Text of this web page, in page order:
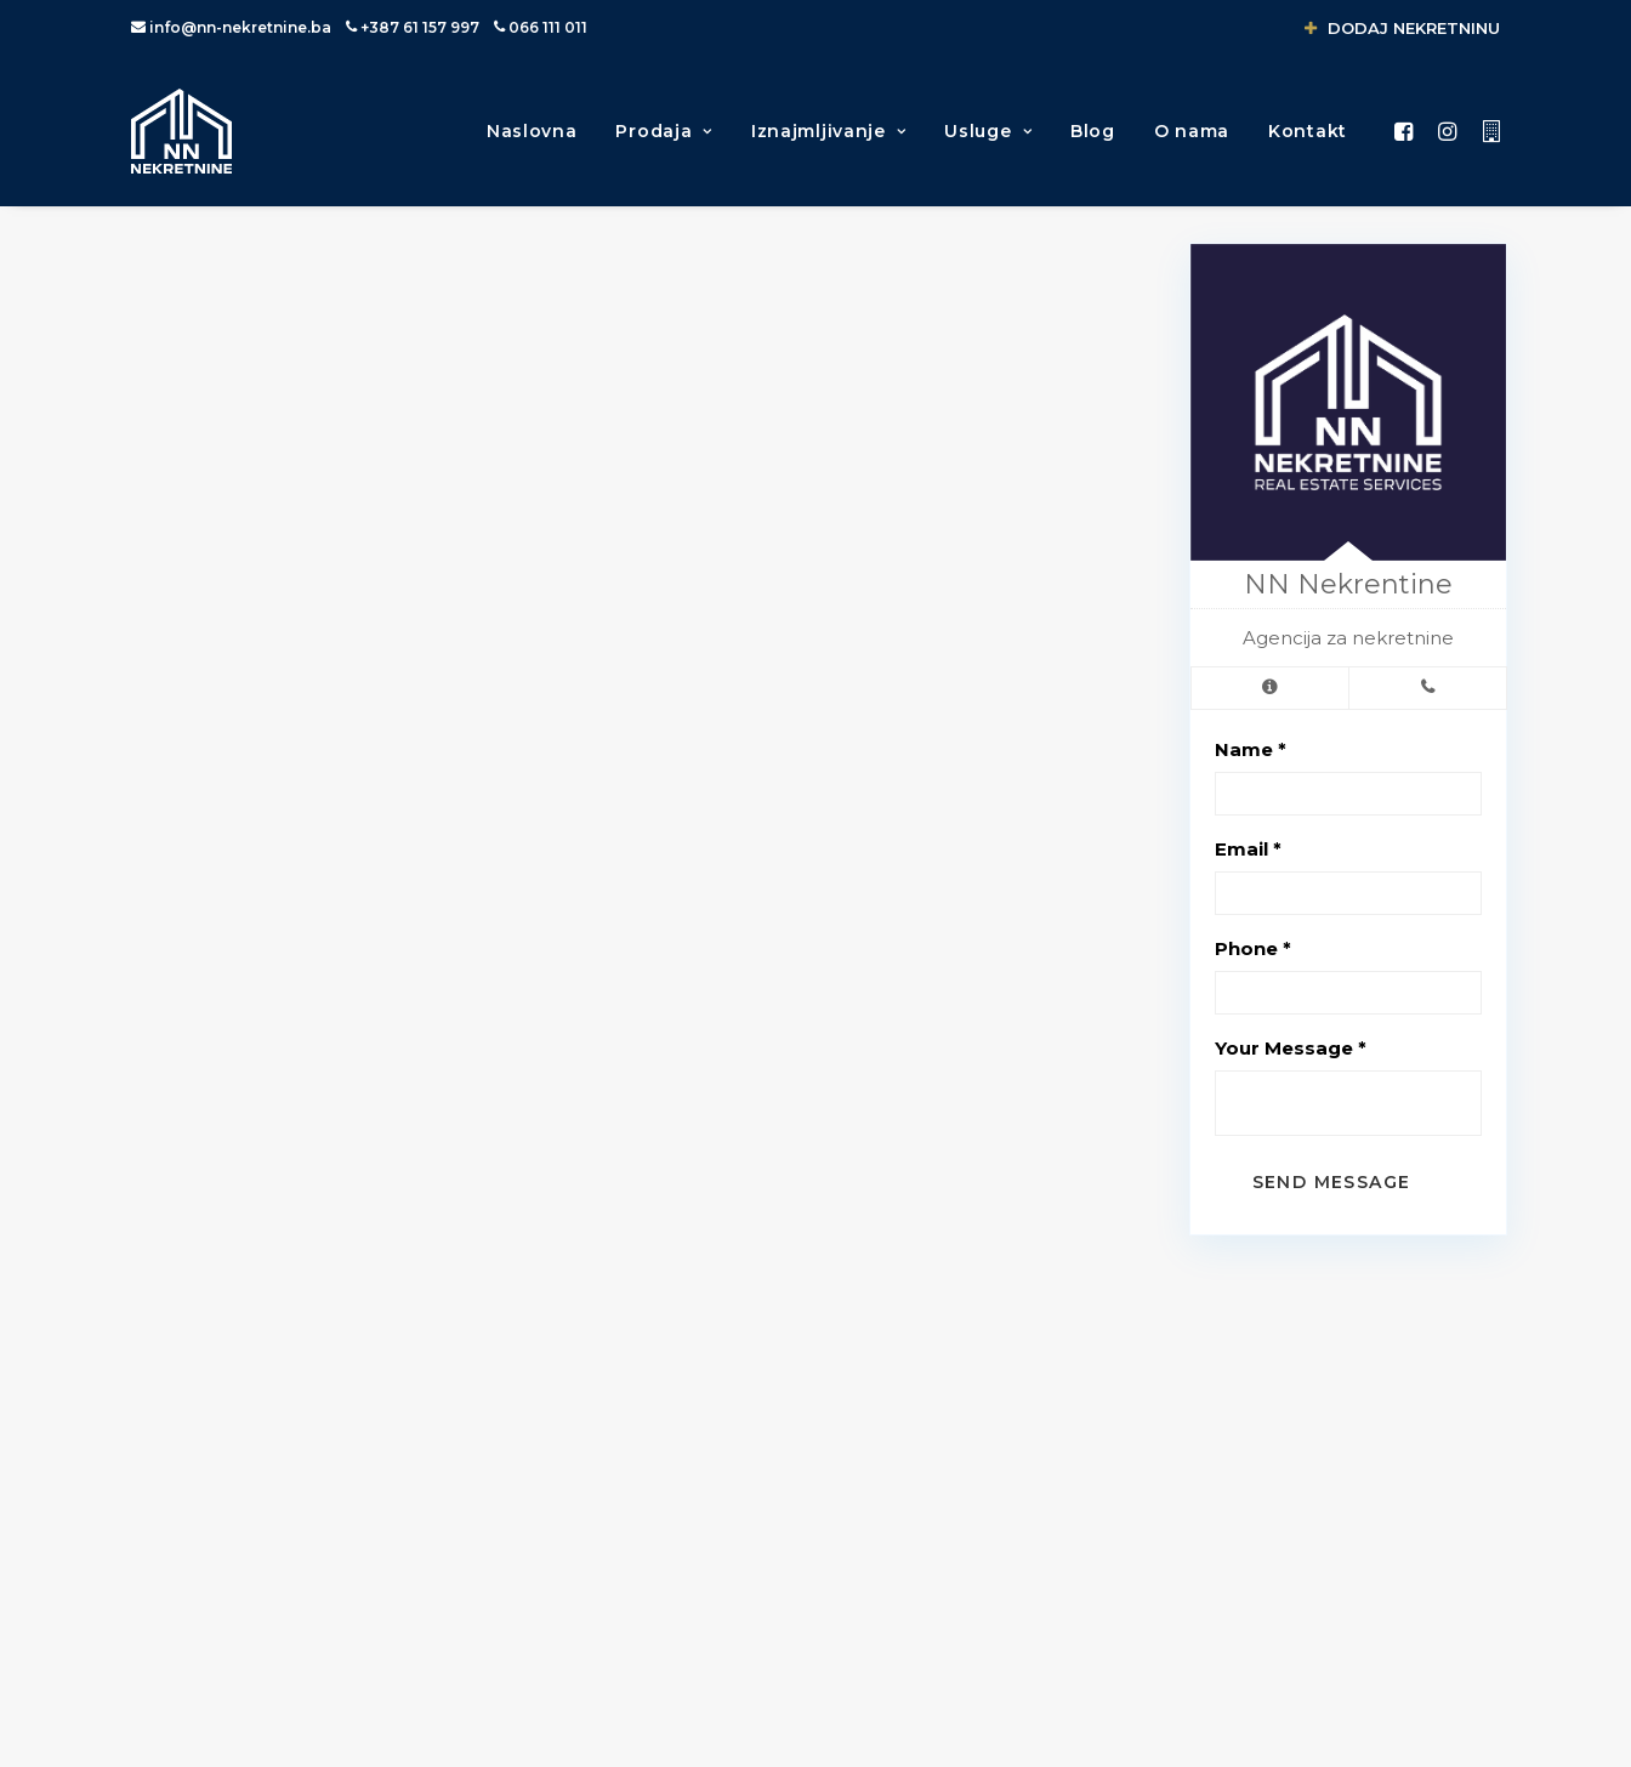
info@nn-nekretnine.ba +387 61 157 997 066 111 011 DODAJ NEKRETNINU
Naslovna Prodaja Iznajmljivanje Usluge Blog O nama Kontakt
NN Nekrentine
Agencija za nekretnine
Name *
Email *
Phone *
Your Message *
SEND MESSAGE